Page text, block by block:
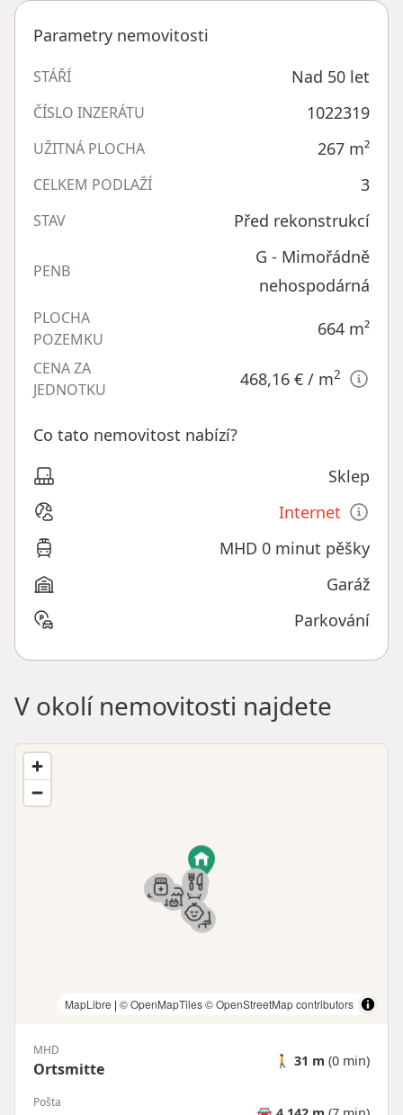
Parametry nemovitosti
STÁŘÍ Nad 50 let
ČÍSLO INZERÁTU 1022319
UŽITNÁ PLOCHA 267 m²
CELKEM PODLAŽÍ 3
STAV Před rekonstrukcí
PENB
G - Mimořádně
nehospodárná
PLOCHA
POZEMKU
664 m²
CENA ZA
JEDNOTKU
468,16 € / m2
Co tato nemovitost nabízí?
Sklep
Internet
MHD 0 minut pěšky
Garáž
Parkování
V okolí nemovitosti najdete
MapLibre | © OpenMapTiles© OpenStreetMap contributors
MHD
Ortsmitte 🚶 31 m (0 min)
Pošta